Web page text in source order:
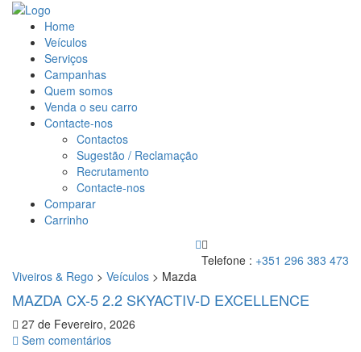
Home
Veículos
Serviços
Campanhas
Quem somos
Venda o seu carro
Contacte-nos
Contactos
Sugestão / Reclamação
Recrutamento
Contacte-nos
Comparar
Carrinho
Telefone : +351 296 383 473
Viveiros & Rego > Veículos > Mazda
MAZDA CX-5 2.2 SKYACTIV-D EXCELLENCE
27 de Fevereiro, 2026
Sem comentários